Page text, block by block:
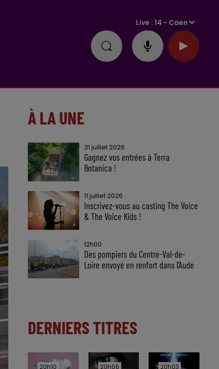
Live :14 - Caen
À LA UNE
31 juillet 2026
Gagnez vos entrées à Terra
Botanica !
11 juillet 2026
Inscrivez-vous au casting The Voice
& The Voice Kids !
12h00
Des pompiers du Centre-Val-de-
Loire envoyé en renfort dans l'Aude
DERNIERS TITRES
20h10
20h10 20h06
20h06 20h03
20h03